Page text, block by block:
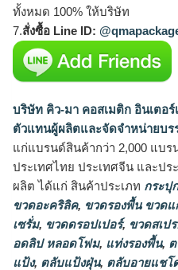
ทั้งหมด 100% ให้บริษัท
7.สั่งซื้อ Line ID:
บริษัท คิว-มา คอสเมติก อินเตอ
ตัวแทนผู้ผลิตและจัดจำหน่ายบ
แก่แบรนด์สินค้ากว่า 2,000 แบร
ประเทศไทย ประเทศจีน และปร
ผลิต ได้แก่ สินค้าประเภท กระปุ
ขวดอะคริลิค, ขวดรองพื้น ขวดแ
เซรั่ม, ขวดดรอปเปอร์, ขวดสเป
อดลิป หลอดโฟม, แท่งรองพื้น,
แป้ง, ตลับแป้งฝุ่น, ตลับอายแชโ